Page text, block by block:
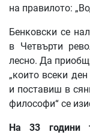
на правилото:
Бенковски се
в Четвърти
лесно. Да
„които всеки
и поставиш в
философи“ се
На 33 години